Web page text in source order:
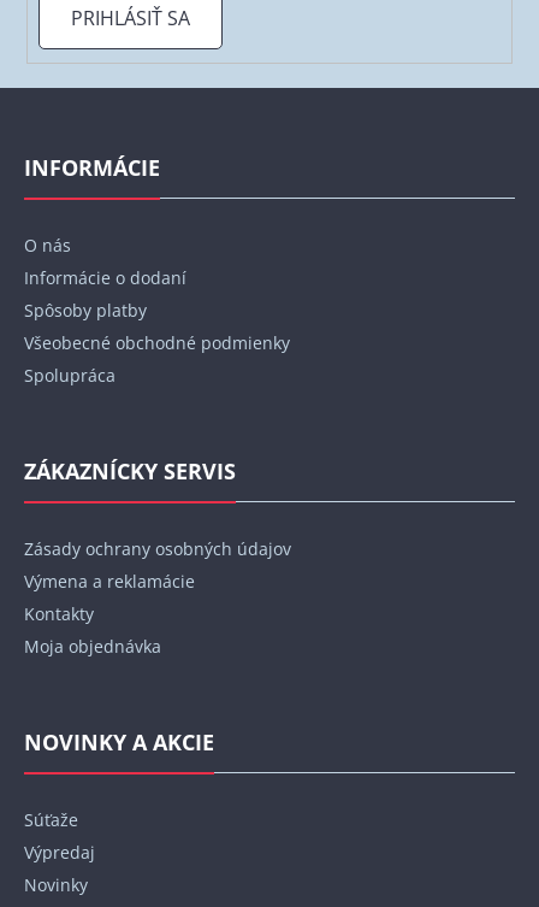
PRIHLÁSIŤ SA
Z
INFORMÁCIE
O nás
Informácie o dodaní
Spôsoby platby
Všeobecné obchodné podmienky
Spolupráca
ZÁKAZNÍCKY SERVIS
Zásady ochrany osobných údajov
Výmena a reklamácie
Kontakty
Moja objednávka
NOVINKY A AKCIE
Súťaže
Výpredaj
Novinky